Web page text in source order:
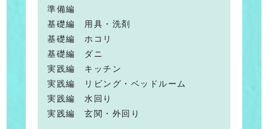
準備編
基礎編 用具・洗剤
基礎編 ホコリ
基礎編 ダニ
実践編 キッチン
実践編 リビング・ベッドルーム
実践編 水回り
実践編 玄関・外回り